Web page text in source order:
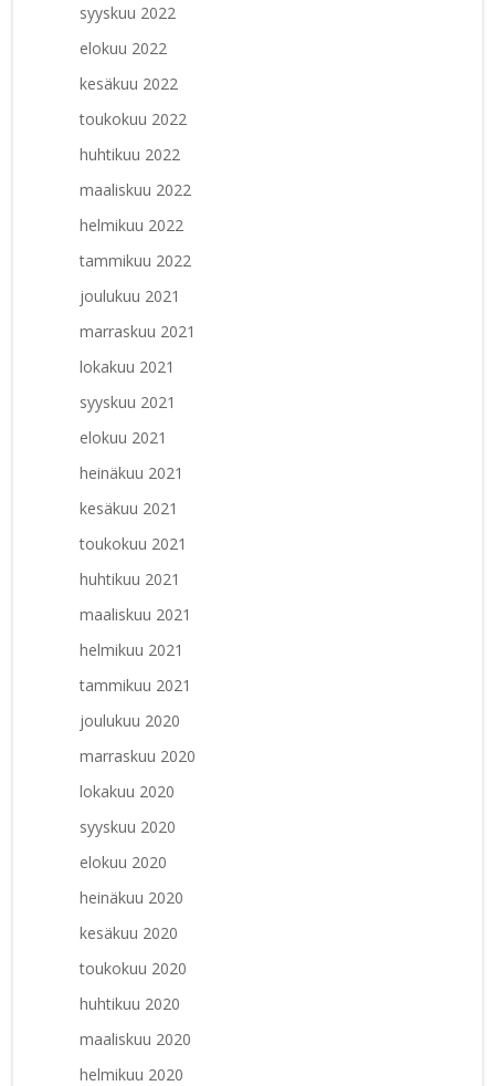
syyskuu 2022
elokuu 2022
kesäkuu 2022
toukokuu 2022
huhtikuu 2022
maaliskuu 2022
helmikuu 2022
tammikuu 2022
joulukuu 2021
marraskuu 2021
lokakuu 2021
syyskuu 2021
elokuu 2021
heinäkuu 2021
kesäkuu 2021
toukokuu 2021
huhtikuu 2021
maaliskuu 2021
helmikuu 2021
tammikuu 2021
joulukuu 2020
marraskuu 2020
lokakuu 2020
syyskuu 2020
elokuu 2020
heinäkuu 2020
kesäkuu 2020
toukokuu 2020
huhtikuu 2020
maaliskuu 2020
helmikuu 2020